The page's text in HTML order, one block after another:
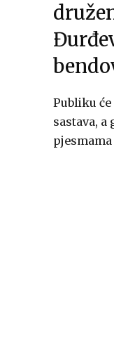
Publiku
sastava,